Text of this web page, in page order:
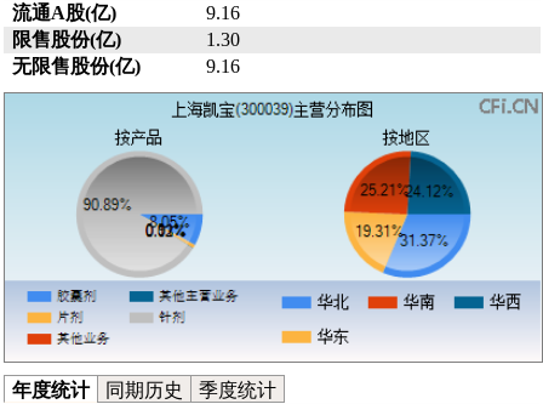
流通A股(亿)
9.16
限售股份(亿)
1.30
无限售股份(亿)
9.16
年度统计 同期历史 季度统计